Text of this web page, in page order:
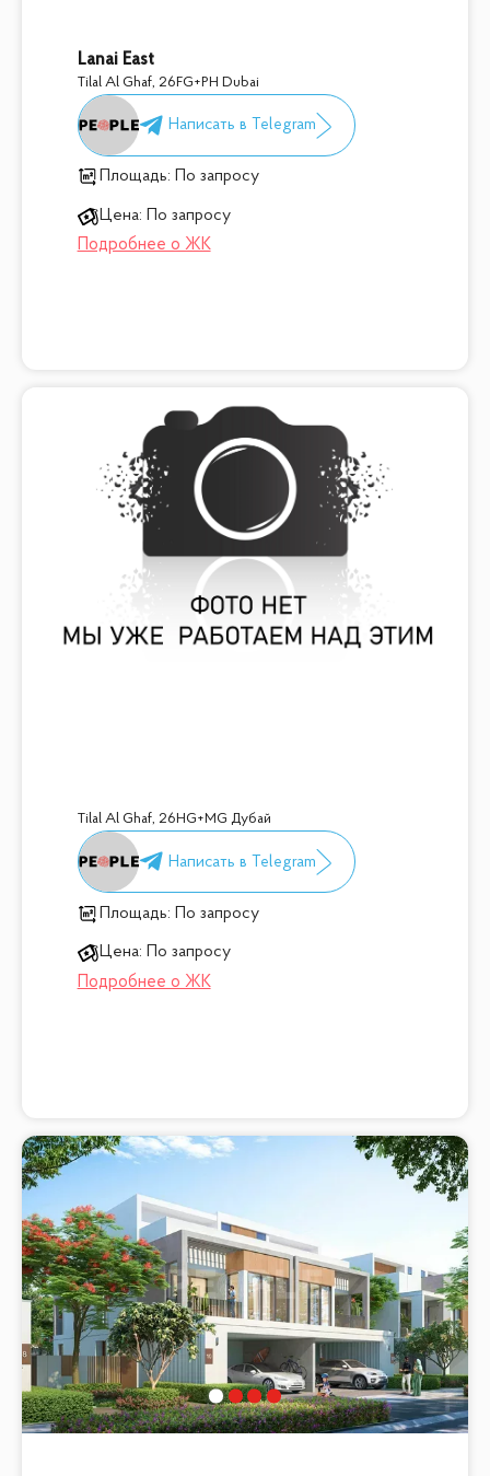
Lanai East
Tilal Al Ghaf, 26FG+PH Dubai
Площадь: По запросу
Цена: По запросу
Tilal Al Ghaf, 26HG+MG Дубай
Площадь: По запросу
Цена: По запросу